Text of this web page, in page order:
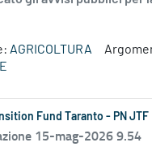
AGRICOLTURA
Fund Taranto - PN JTF
15-mag-2026 9.54